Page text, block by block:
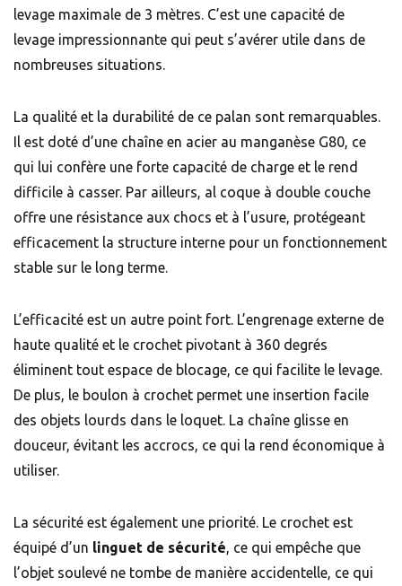
levage maximale de 3 mètres. C’est une capacité de
levage impressionnante qui peut s’avérer utile dans de
nombreuses situations.
La qualité et la durabilité de ce palan sont remarquables.
Il est doté d’une chaîne en acier au manganèse G80, ce
qui lui confère une forte capacité de charge et le rend
difficile à casser. Par ailleurs, al coque à double couche
offre une résistance aux chocs et à l’usure, protégeant
efficacement la structure interne pour un fonctionnement
stable sur le long terme.
L’efficacité est un autre point fort. L’engrenage externe de
haute qualité et le crochet pivotant à 360 degrés
éliminent tout espace de blocage, ce qui facilite le levage.
De plus, le boulon à crochet permet une insertion facile
des objets lourds dans le loquet. La chaîne glisse en
douceur, évitant les accrocs, ce qui la rend économique à
utiliser.
La sécurité est également une priorité. Le crochet est
équipé d’un linguet de sécurité, ce qui empêche que
l’objet soulevé ne tombe de manière accidentelle, ce qui